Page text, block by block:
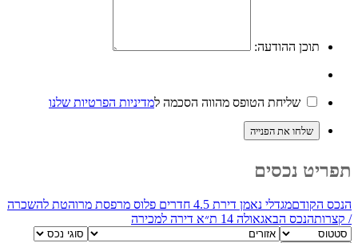
תוכן ההודעה:
שליחת הטופס מהווה הסכמה למדיניות הפרטיות שלנו
תפריט נכסים
הנכס הקודם
מגדלי נאמן דירת 4.5 חדרים פלוס מרפסת מרוהטת להשכרה
/ קצרותהנכס הבאגאולה 14 ת״א דירה למכירה